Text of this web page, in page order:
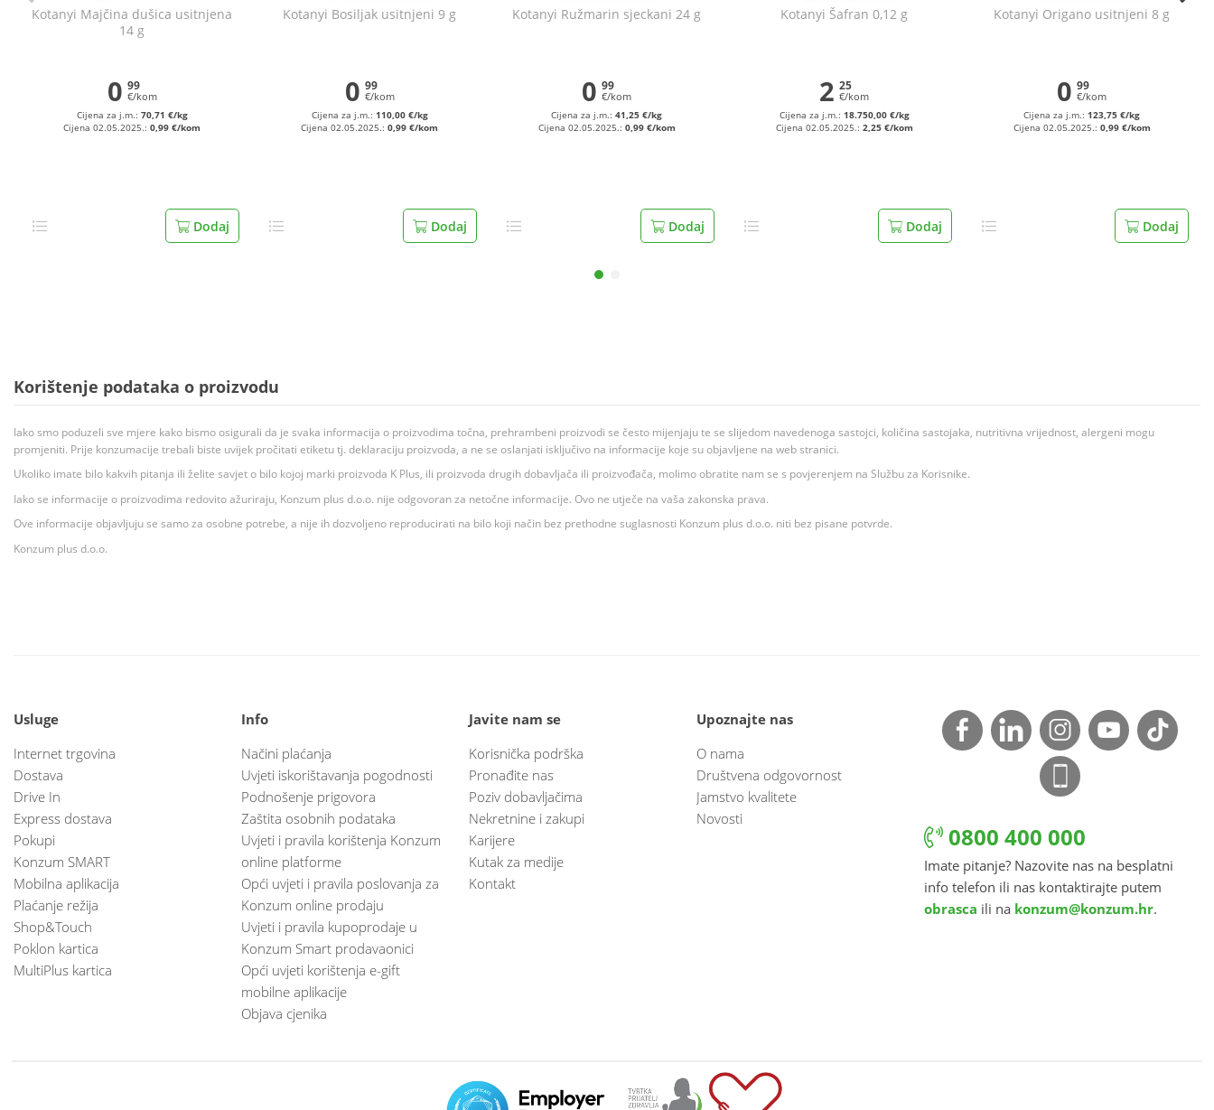
Kotanyi Majčina dušica usitnjena
14 g
0 99
€/kom
Cijena za j.m.: 70,71 €/kg
Cijena 02.05.2025.:0,99 €/kom
Dodaj
Kotanyi Bosiljak usitnjeni 9 g
0 99
€/kom
Cijena za j.m.: 110,00 €/kg
Cijena 02.05.2025.:0,99 €/kom
Dodaj
Kotanyi Ružmarin sjeckani 24 g
0 99
€/kom
Cijena za j.m.:41,25 €/kg
Cijena 02.05.2025.: 0,99 €/kom
Dodaj
Kotanyi Šafran 0,12 g
2 25
€/kom
Cijena za j.m.: 18.750,00 €/kg
Cijena 02.05.2025.: 2,25 €/kom
Dodaj
Kotanyi Origano usitnjeni 8 g
0 99
€/kom
Cijena za j.m.:123,75 €/kg
Cijena 02.05.2025.: 0,99 €/kom
Dodaj
Korištenje podataka o proizvodu
Iako smo poduzeli sve mjere kako bismo osigurali da je svaka informacija o proizvodima točna, prehrambeni proizvodi se često mijenjaju te se slijedom navedenoga sastojci, količina sastojaka, nutritivna vrijednost, alergeni mogu
promjeniti. Prije konzumacije trebali biste uvijek pročitati etiketu tj. deklaraciju proizvoda, a ne se oslanjati isključivo na informacije koje su objavljene na web stranici.
Ukoliko imate bilo kakvih pitanja ili želite savjet o bilo kojoj marki proizvoda K Plus, ili proizvoda drugih dobavljača ili proizvođača, molimo obratite nam se s povjerenjem na Službu za Korisnike.
Iako se informacije o proizvodima redovito ažuriraju, Konzum plus d.o.o. nije odgovoran za netočne informacije. Ovo ne utječe na vaša zakonska prava.
Ove informacije objavljuju se samo za osobne potrebe, a nije ih dozvoljeno reproducirati na bilo koji način bez prethodne suglasnosti Konzum plus d.o.o. niti bez pisane potvrde.
Konzum plus d.o.o.
Usluge
Internet trgovina
Dostava
Drive In
Express dostava
Pokupi
Konzum SMART
Mobilna aplikacija
Plaćanje režija
Shop&Touch
Poklon kartica
MultiPlus kartica
Info
Načini plaćanja
Uvjeti iskorištavanja pogodnosti
Podnošenje prigovora
Zaštita osobnih podataka
Uvjeti i pravila korištenja Konzum
online platforme
Opći uvjeti i pravila poslovanja za
Konzum online prodaju
Uvjeti i pravila kupoprodaje u
Konzum Smart prodavaonici
Opći uvjeti korištenja e-gift
mobilne aplikacije
Objava cjenika
Javite nam se
Korisnička podrška
Pronađite nas
Poziv dobavljačima
Nekretnine i zakupi
Karijere
Kutak za medije
Kontakt
Upoznajte nas
O nama
Društvena odgovornost
Jamstvo kvalitete
Novosti
0800 400 000
Imate pitanje? Nazovite nas na besplatni
info telefon ili nas kontaktirajte putem
obrasca ili na konzum@konzum.hr.